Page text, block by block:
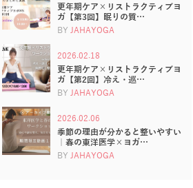
更年期ケア×リストラクティブヨ
ガ【第3回】眠りの質…
BY JAHAYOGA
2026.02.18
更年期ケア×リストラクティブヨ
ガ【第2回】冷え・巡…
BY JAHAYOGA
2026.02.06
季節の理由が分かると整いやすい
｜春の東洋医学×ヨガ…
BY JAHAYOGA